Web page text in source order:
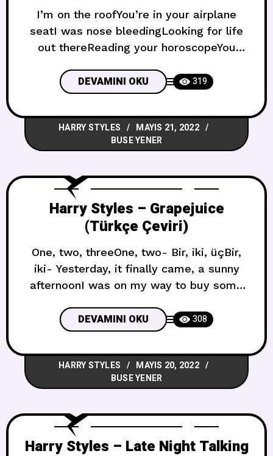
I’m on the roofYou’re in your airplane
seatI was nose bleedingLooking for life
out thereReading your horoscopeYou
never listenI hope you’re missing me by
now Ben çatıdayımSen ise uçağının
koltuğundaBurnum kanıyorduDışarıda bir
hayat arıyordumSenin burç haritanı
okuyordumMutfağımda k*kain
beni şu an özlüyorsundur If I was a
DEVAMINI OKU 319
HARRY STYLES
MAYIS 21, 2022
BUSE YENER
Harry Styles – Grapejuice
(Türkçe Çeviri)
One, two, threeOne, two- Bir, iki, üçBir,
iki- Yesterday, it finally came, a sunny
afternoonI was on my way to buy some
hide away in a corner of the heathThere’s
never been someone who’s so perfect for
me Dün, sonunda güneşli bir öğleden
sonrası belirdiSana çiçekler almak için
yoldaydımÇalılığın
DEVAMINI OKU 308
HARRY STYLES
MAYIS 20, 2022
BUSE YENER
Harry Styles – Late Night Talking